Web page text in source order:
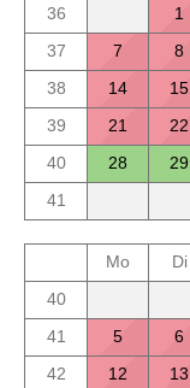
36
1
37
7 8
38
14 15
39
21 22
40
28 29
41
Mo
Di
40
41
5 6
42
12 13